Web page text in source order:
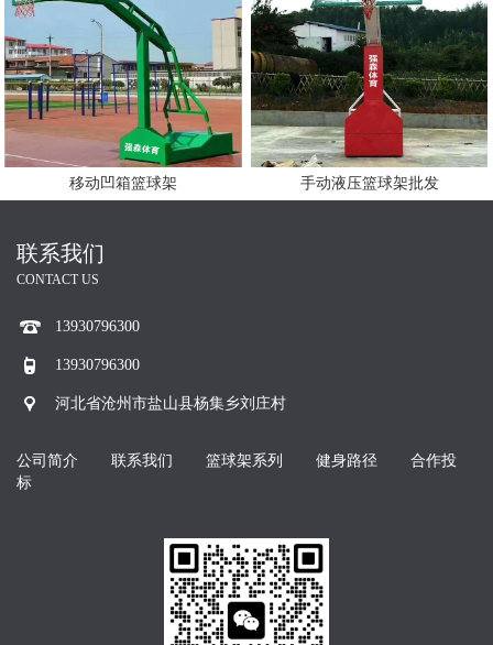
移动凹箱篮球架 手动液压篮球架批发
联系我们
CONTACT US
13930796300
13930796300
河北省沧州市盐山县杨集乡刘庄村
公司简介 联系我们 篮球架系列 健身路径
合作投
标